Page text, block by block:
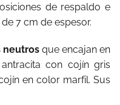
de respaldo e
7 cm de espesor.
neutros que encajan en
con cojín gris
en color marfil. Sus